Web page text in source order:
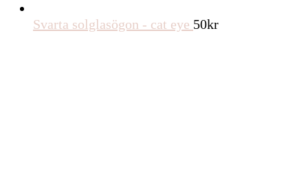
Svarta solglasögon - cat eye 50kr